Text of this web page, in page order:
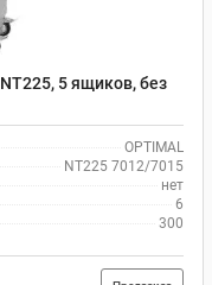
5 ящиков, без
OPTIMAL
NT225 7012/7015
нет
6
300